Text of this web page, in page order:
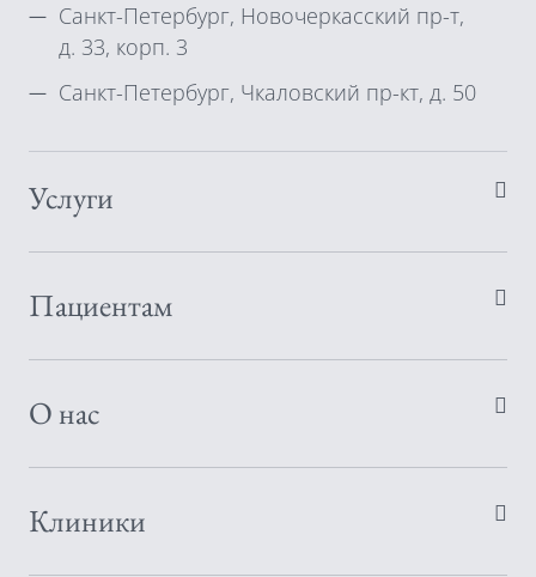
Санкт-Петербург, Новочеркасский пр-т,
д. 33, корп. 3
Санкт-Петербург, Чкаловский пр-кт, д. 50
Услуги
Пациентам
О нас
Клиники